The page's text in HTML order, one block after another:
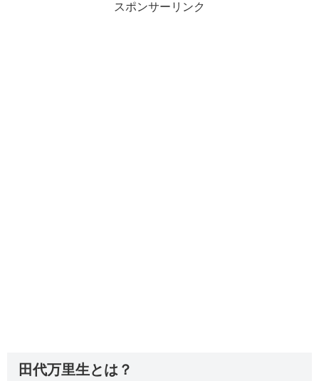
スポンサーリンク
田代万里生とは？